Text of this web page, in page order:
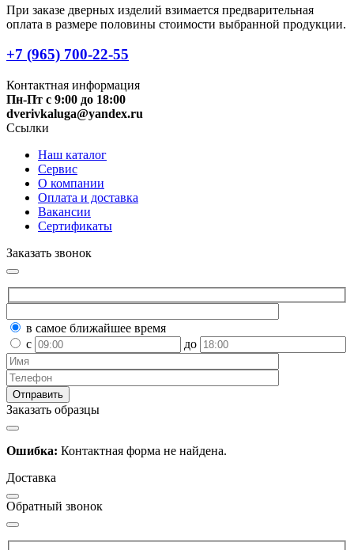
При заказе дверных изделий взимается предварительная
оплата в размере половины стоимости выбранной продукции.
+7 (965) 700-22-55
Контактная информация
Пн-Пт с 9:00 до 18:00
dverivkaluga@yandex.ru
Ссылки
Наш каталог
Сервис
О компании
Оплата и доставка
Вакансии
Сертификаты
Заказать звонок
в самое ближайшее время
с
до
Заказать образцы
Ошибка: Контактная форма не найдена.
Доставка
Обратный звонок